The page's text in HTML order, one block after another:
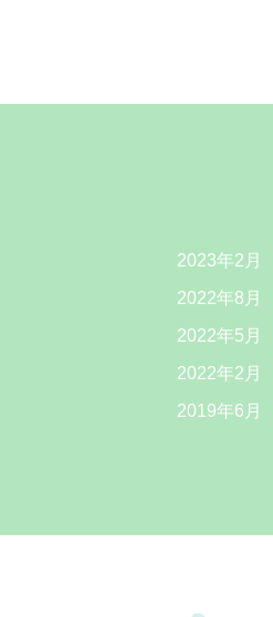
2023年2月
2022年8月
2022年5月
2022年2月
2019年6月